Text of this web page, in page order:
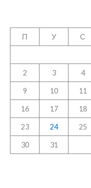
П
У С
2 3 4
9 10 11
16 17 18
23 24 25
30 31